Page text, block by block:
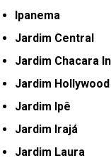
Ipanema
Jardim Central
Jardim Chacara
Jardim Hollywood
Jardim Ipê
Jardim Irajá
Jardim Laura